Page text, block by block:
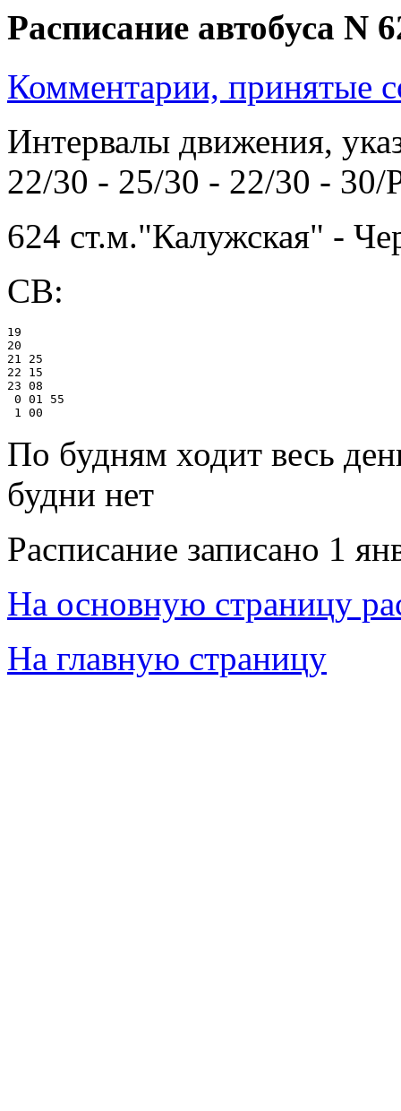
Расписание автобуса N
Комментарии, принятые
Интервалы движения,
22/30 - 25/30 - 22/30 - 30/
624 ст.м."Калужская" -
СВ:
19
20
21 25
22 15
23 08
0 01 55
По будням ходит весь
будни нет
Расписание записано 1
На основную страницу
На главную страницу